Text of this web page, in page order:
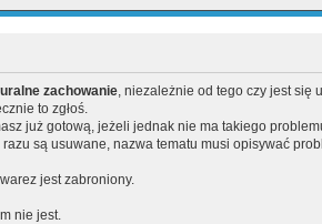
zachowanie, niezależnie od tego czy jest się
to zgłoś.
już gotową, jeżeli jednak nie ma takiego
są usuwane, nazwa tematu musi opisywać
jest zabroniony.
nie jest.